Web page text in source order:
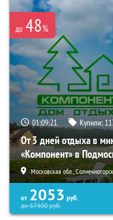
до 48%
01:09:19 Купили:
От 3 дней отдыха в
«Компонент» в
Московская обл.,
от 2053 руб.
до67400руб.